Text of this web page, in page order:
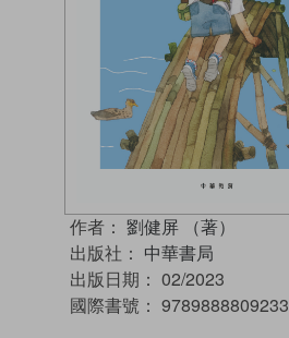
作者： 劉健屏 （著）
出版社： 中華書局
出版日期： 02/2023
國際書號： 9789888809233